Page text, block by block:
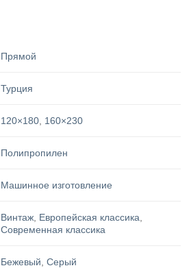
Прямой
Турция
120×180 160×230
Полипропилен
Машинное изготовление
Винтаж Европейская классика
Современная классика
Бежевый ,Серый